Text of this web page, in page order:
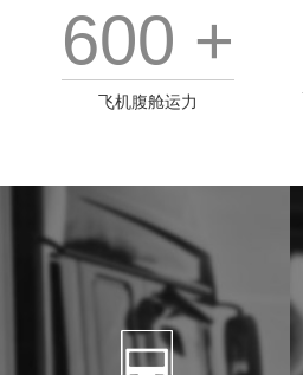
600 +
飞机腹舱运力